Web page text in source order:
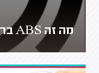
מה זה ABS ברכב?